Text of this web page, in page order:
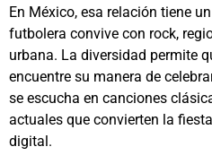
En México, esa relación tiene
futbolera convive con rock,
urbana. La diversidad permite
encuentre su manera de
se escucha en canciones
actuales que convierten la
digital.